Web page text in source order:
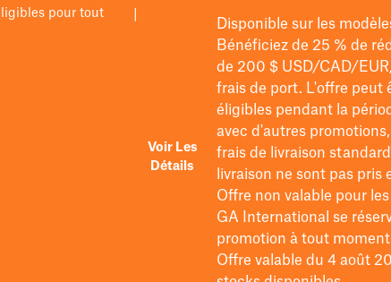
pour tout
Voir Les
Détails
Disponible sur les
Bénéficiez de 25 % de
de 200 $USD/CAD/
frais de port. L'offre peut
éligibles pendant la
avec d'autres
frais de livraison
livraison ne sont pas
Offre non valable pour
GA International se
promotion à tout
Offre valable du 4 août